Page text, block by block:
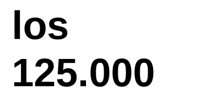
los
125.000